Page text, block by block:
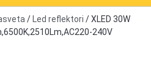
/ Led reflektori / XLED 30W
240V